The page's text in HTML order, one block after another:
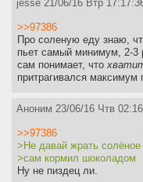
jesse 21/06/16 Втр
>>97386
Про соленую еду знаю,
пьет самый минимум, 2-3
сам понимает, что
притрагивался максимум
Аноним 23/06/16 Чтв
>>97386
>Не давай жрать солёное
>сам кормил шоколадом
Ну не пиздец ли.